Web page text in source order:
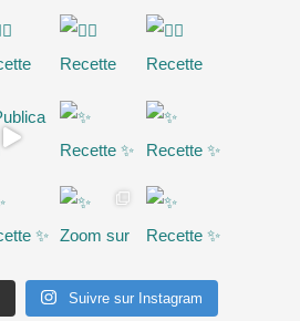
Suivre sur Instagram